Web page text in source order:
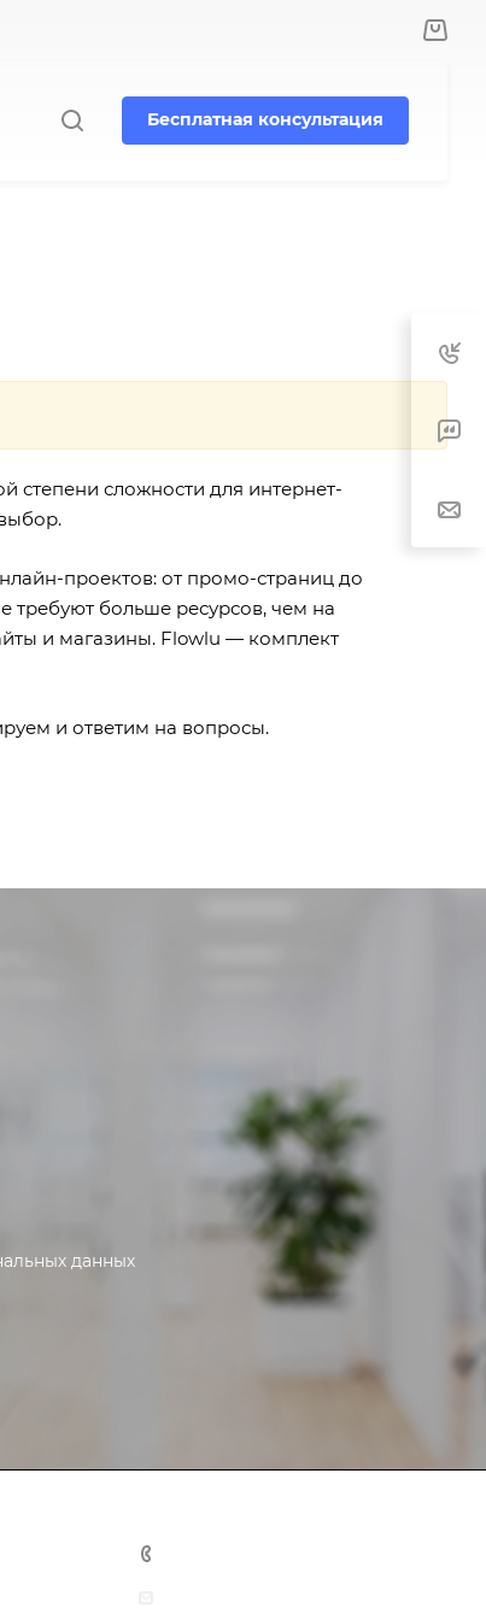
Бесплатная консультация
степени сложности для интернет-
проектов: от промо-страниц до
требуют больше ресурсов, чем на
и магазины. Flowlu — комплект
и ответим на вопросы.
данных